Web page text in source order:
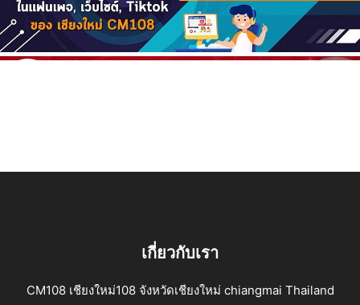
เกี่ยวกับเรา
CM108 เชียงใหม่108 จังหวัดเชียงใหม่ chiangmai Thailand